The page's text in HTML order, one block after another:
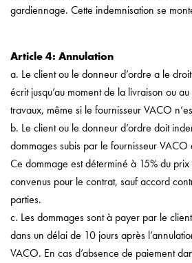
gardiennage. Cette indemnisation se
Article 4: Annulation
a. Le client ou le donneur d’ordre a le
écrit jusqu’au moment de la livraison ou
travaux, même si le fournisseur VACO
b. Le client ou le donneur d’ordre doit
dommages subis par le fournisseur VACO
Ce dommage est déterminé à 15% du prix
convenus pour le contrat, sauf accord
parties.
c. Les dommages sont à payer par le
dans un délai de 10 jours après
VACO. En cas d’absence de paiement